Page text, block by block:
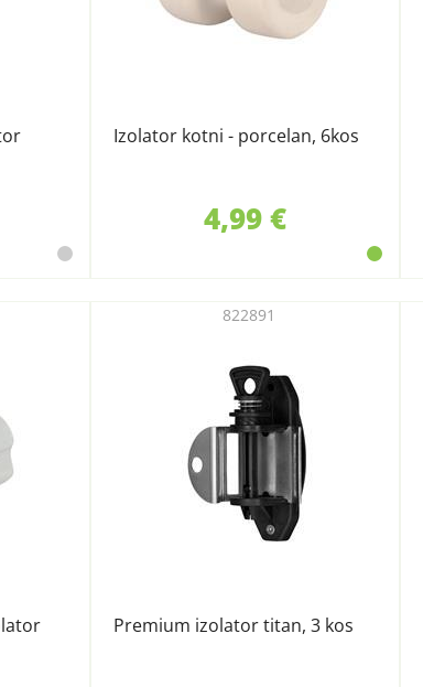
Izolator kotni - porcelan, 6kos
4,99 €
Premium izolator titan, 3 kos
822891